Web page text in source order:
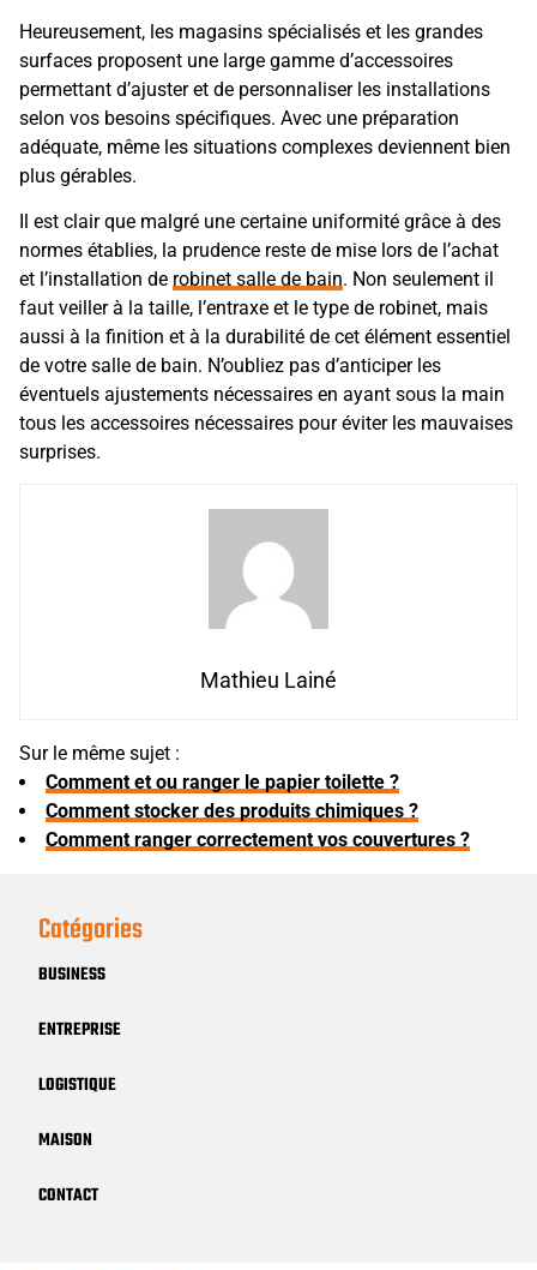
Heureusement, les magasins spécialisés et les grandes
surfaces proposent une large gamme d’accessoires
permettant d’ajuster et de personnaliser les installations
selon vos besoins spécifiques. Avec une préparation
adéquate, même les situations complexes deviennent bien
plus gérables.
Il est clair que malgré une certaine uniformité grâce à des
normes établies, la prudence reste de mise lors de l’achat
et l’installation de robinet salle de bain. Non seulement il
faut veiller à la taille, l’entraxe et le type de robinet, mais
aussi à la finition et à la durabilité de cet élément essentiel
de votre salle de bain. N’oubliez pas d’anticiper les
éventuels ajustements nécessaires en ayant sous la main
tous les accessoires nécessaires pour éviter les mauvaises
surprises.
Mathieu Lainé
Sur le même sujet :
Comment et ou ranger le papier toilette ?
Comment stocker des produits chimiques ?
Comment ranger correctement vos couvertures ?
Catégories
BUSINESS
ENTREPRISE
LOGISTIQUE
MAISON
CONTACT